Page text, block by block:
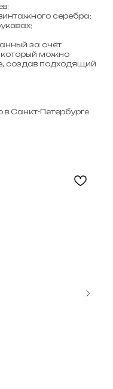
серебра;
за счёт
который можно
создав подходящий
Санкт-Петербурге